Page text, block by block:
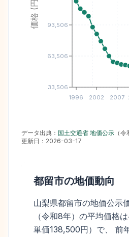
1996 2002 2007
33,506
63,506
93,506
データ出典： 国土交通省 地価公示 （令
更新日： 2026-03-17
都留市の地価動向
山梨県都留市の地価公示
（令和8年）の平均価格
単価138,500円）で、 前